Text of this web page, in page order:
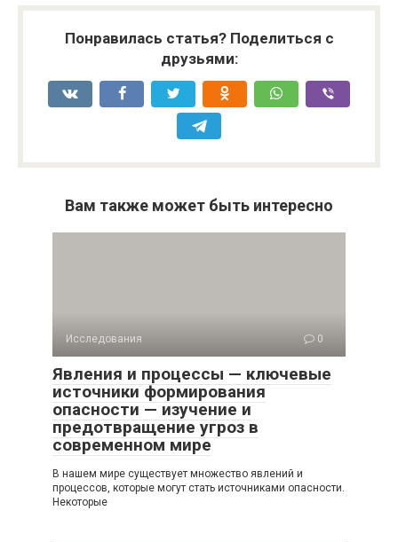
Понравилась статья? Поделиться с
друзьями:
Вам также может быть интересно
Исследования 0
Явления и процессы — ключевые
источники формирования
опасности — изучение и
предотвращение угроз в
современном мире
В нашем мире существует множество явлений и
процессов, которые могут стать источниками опасности.
Некоторые